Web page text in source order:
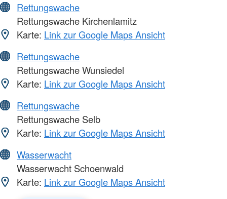
Rettungswache
Rettungswache Kirchenlamitz
Karte: Link zur Google Maps Ansicht
Rettungswache
Rettungswache Wunsiedel
Karte: Link zur Google Maps Ansicht
Rettungswache
Rettungswache Selb
Karte: Link zur Google Maps Ansicht
Wasserwacht
Wasserwacht Schoenwald
Karte: Link zur Google Maps Ansicht